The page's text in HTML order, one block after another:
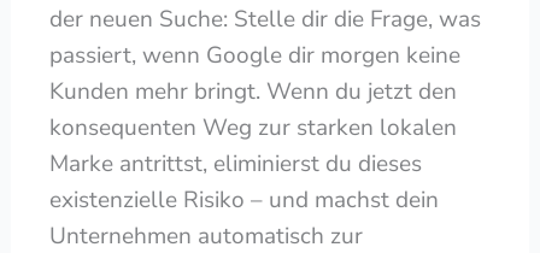
der neuen Suche: Stelle dir die Frage, was
passiert, wenn Google dir morgen keine
Kunden mehr bringt. Wenn du jetzt den
konsequenten Weg zur starken lokalen
Marke antrittst, eliminierst du dieses
existenzielle Risiko – und machst dein
Unternehmen automatisch zur